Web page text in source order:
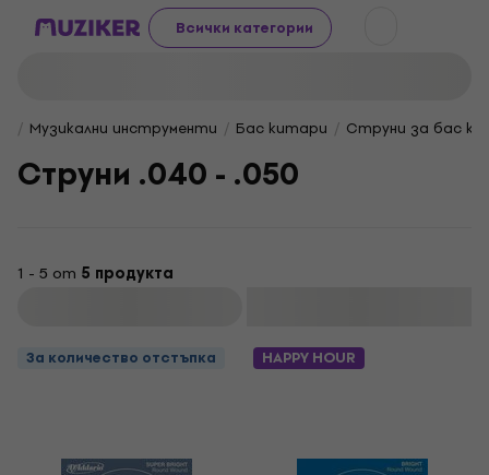
Всички категории
Музикални инструменти Бас китари Струни за бас
Cтруни .040 - .050
1 - 5 от 5 продукта
За количество отстъпка HAPPY HOUR